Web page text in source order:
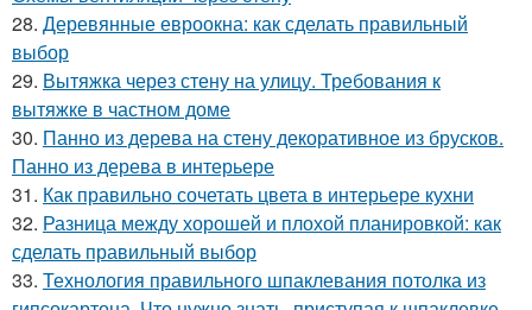
28. Деревянные евроокна: как сделать правильный
выбор
29. Вытяжка через стену на улицу. Требования к
вытяжке в частном доме
30. Панно из дерева на стену декоративное из брусков.
Панно из дерева в интерьере
31. Как правильно сочетать цвета в интерьере кухни
32. Разница между хорошей и плохой планировкой: как
сделать правильный выбор
33. Технология правильного шпаклевания потолка из